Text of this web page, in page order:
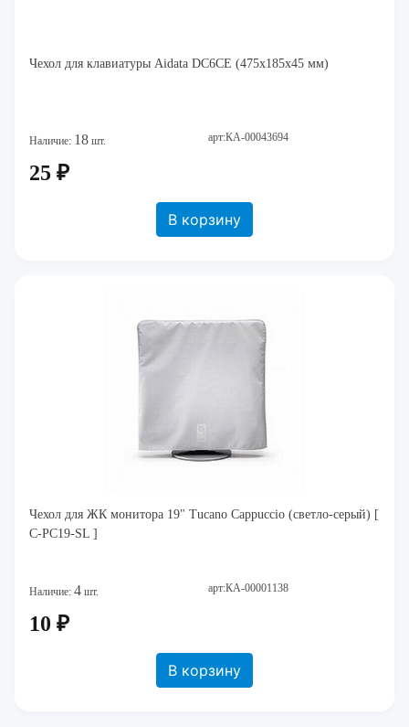
Чехол для клавиатуры Aidata DC6CE (475х185х45 мм)
Наличие: 18 шт. арт:КА-00043694
25 ₽
В корзину
Чехол для ЖК монитора 19" Tucano Cappuccio (светло-серый) [
C-PC19-SL ]
Наличие: 4 шт. арт:КА-00001138
10 ₽
В корзину